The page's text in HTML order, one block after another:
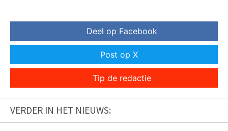
Deel op Facebook
Post op X
Tip de redactie
VERDER IN HET NIEUWS: